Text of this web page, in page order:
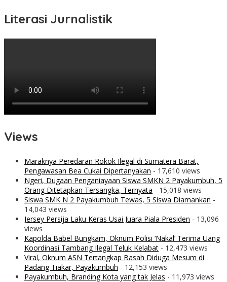
Literasi Jurnalistik
Views
Maraknya Peredaran Rokok Ilegal di Sumatera Barat,
Pengawasan Bea Cukai Dipertanyakan - 17,610 views
Ngeri, Dugaan Penganiayaan Siswa SMKN 2 Payakumbuh, 5
Orang Ditetapkan Tersangka, Ternyata - 15,018 views
Siswa SMK N 2 Payakumbuh Tewas, 5 Siswa Diamankan -
14,043 views
Jersey Persija Laku Keras Usai Juara Piala Presiden - 13,096
views
Kapolda Babel Bungkam, Oknum Polisi ‘Nakal’ Terima Uang
Koordinasi Tambang Ilegal Teluk Kelabat - 12,473 views
Viral, Oknum ASN Tertangkap Basah Diduga Mesum di
Padang Tiakar, Payakumbuh - 12,153 views
Payakumbuh, Branding Kota yang tak Jelas - 11,973 views